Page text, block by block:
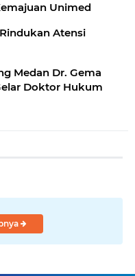
Unimed
Atensi
Medan Dr. Gema
Doktor Hukum